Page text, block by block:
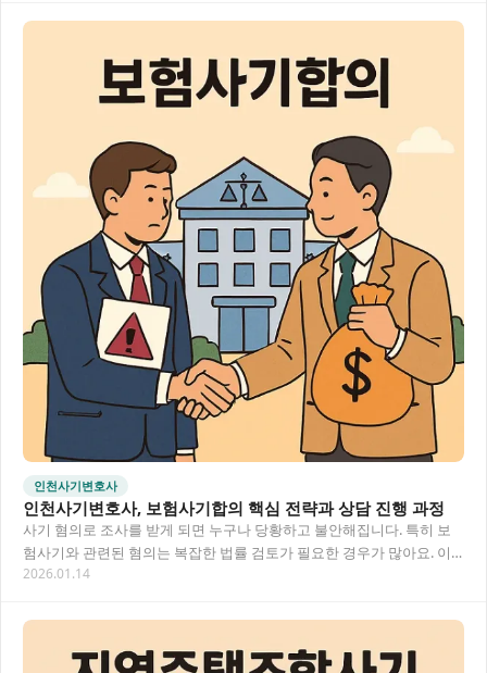
인천사기변호사
인천사기변호사, 보험사기합의 핵심 전략과 상담 진행 과정
사기 혐의로 조사를 받게 되면 누구나 당황하고 불안해집니다. 특히 보
험사기와 관련된 혐의는 복잡한 법률 검토가 필요한 경우가 많아요. 이
글에서는 인천에서 사기 사건을 전문적으로…
2026.01.14